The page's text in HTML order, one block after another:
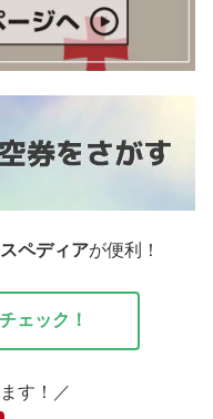
ペディアが便利！
ェック！
す！／